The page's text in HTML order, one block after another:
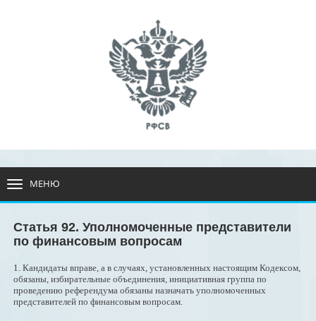
МЕНЮ
Статья 92. Уполномоченные представители
по финансовым вопросам
1. Кандидаты вправе, а в случаях, установленных настоящим Кодексом,
обязаны, избирательные объединения, инициативная группа по
проведению референдума обязаны назначать уполномоченных
представителей по финансовым вопросам.